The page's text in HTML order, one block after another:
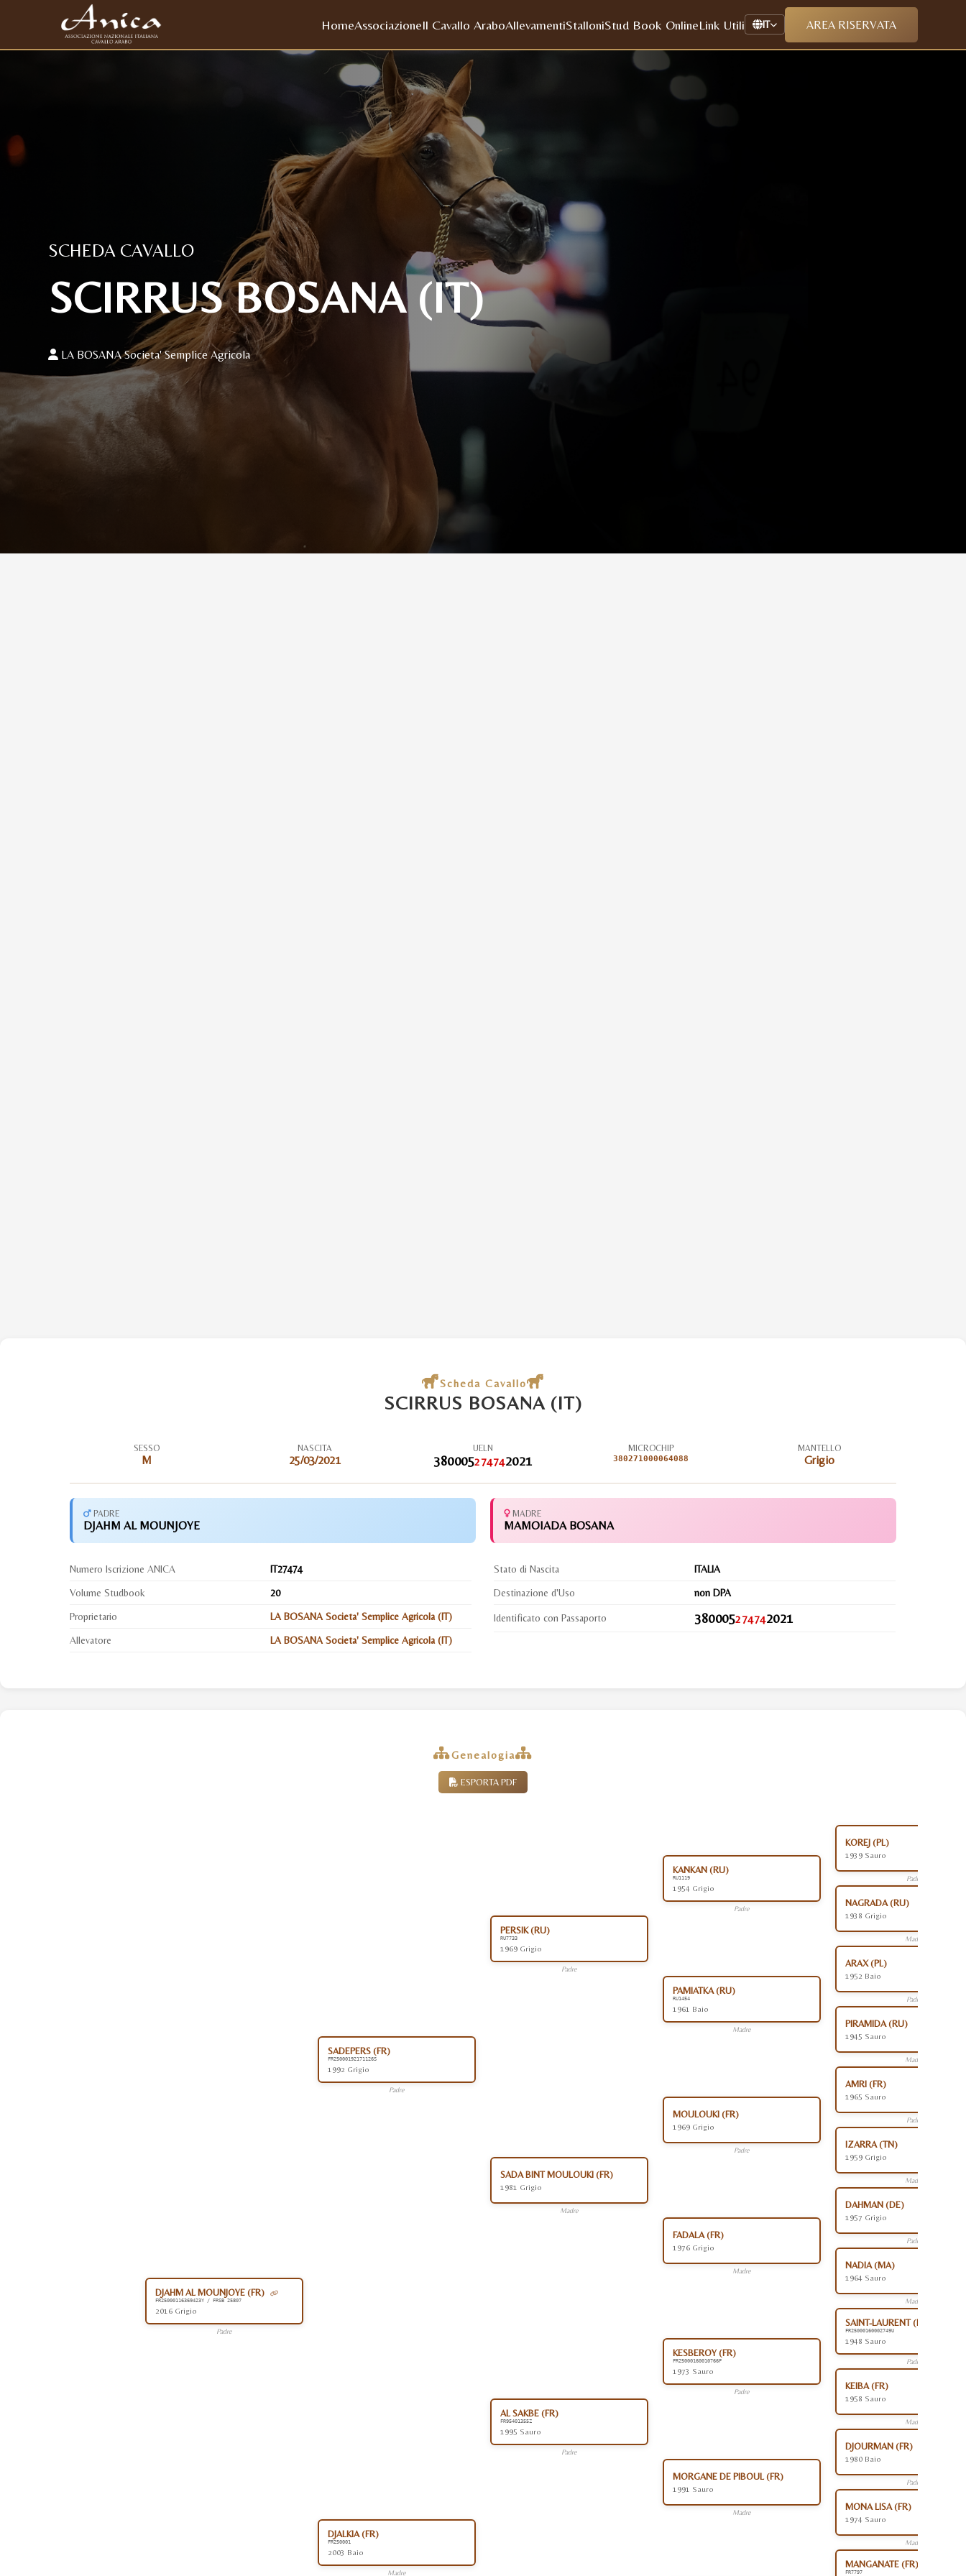
HomeAssociazioneIl Cavallo AraboAllevamentiStalloniStud Book OnlineLink Utili IT AREA RISERVATA
SCHEDA CAVALLO
SCIRRUS BOSANA (IT)
LA BOSANA Societa' Semplice Agricola
Scheda Cavallo
SCIRRUS BOSANA (IT)
SESSO
M
NASCITA
25/03/2021
UELN
380005274742021
MICROCHIP
380271000064088
MANTELLO
Grigio
PADRE
DJAHM AL MOUNJOYE
MADRE
MAMOIADA BOSANA
Numero Iscrizione ANICA IT27474
Volume Studbook 20
Proprietario LA BOSANA Societa' Semplice Agricola (IT)
Allevatore LA BOSANA Societa' Semplice Agricola (IT)
Stato di Nascita ITALIA
Destinazione d'Uso non DPA
Identificato con Passaporto 380005274742021
Genealogia
ESPORTA PDF
DJAHM AL MOUNJOYE (FR)
FR25000116369423Y / FRSB 25807
2016 Grigio
Padre
SADEPERS (FR)
FR25000192171126S
1992 Grigio
Padre
PERSIK (RU)
RU7733
1969 Grigio
Padre
KANKAN (RU)
RU1119
1954 Grigio
Padre
KOREJ (PL)
1939 Sauro
Padre
NAGRADA (RU)
1938 Grigio
Madre
PAMIATKA (RU)
RU1454
1961 Baio
Madre
ARAX (PL)
1952 Baio
Padre
PIRAMIDA (RU)
1945 Sauro
Madre
SADA BINT MOULOUKI (FR)
1981 Grigio
Madre
MOULOUKI (FR)
1969 Grigio
Padre
AMRI (FR)
1965 Sauro
Padre
IZARRA (TN)
1959 Grigio
Madre
FADALA (FR)
1976 Grigio
Madre
DAHMAN (DE)
1957 Grigio
Padre
NADIA (MA)
1964 Sauro
Madre
DJALKIA (FR)
FR250001
2003 Baio
Madre
AL SAKBE (FR)
FR95401355Z
1995 Sauro
Padre
KESBEROY (FR)
FR25000160010766F
1973 Sauro
Padre
SAINT-LAURENT (FR)
FR25000160002749U
1948 Sauro
Padre
KEIBA (FR)
1958 Sauro
Madre
MORGANE DE PIBOUL (FR)
1991 Sauro
Madre
DJOURMAN (FR)
1980 Baio
Padre
MONA LISA (FR)
1974 Sauro
Madre
MANGANATE (FR)
FR7797